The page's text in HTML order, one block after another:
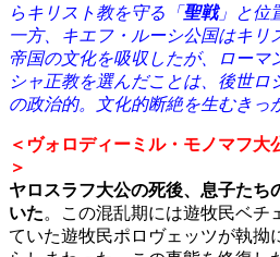
らキリスト教を守る「 聖戦」と位
一方、キエフ・ルーシ公国はキリ
帝国の文化を吸収したが、ローマ
シャ正教を選んだことは、後世ロ
の政治的。文化的断絶を生むきっ
＜ヴォロディーミル・モノマフ大
＞
ヤロスラフ大公の死後、息子たち
いた。この混乱期には遊牧民ベチ
ていた遊牧民ポロヴェッツが執拗